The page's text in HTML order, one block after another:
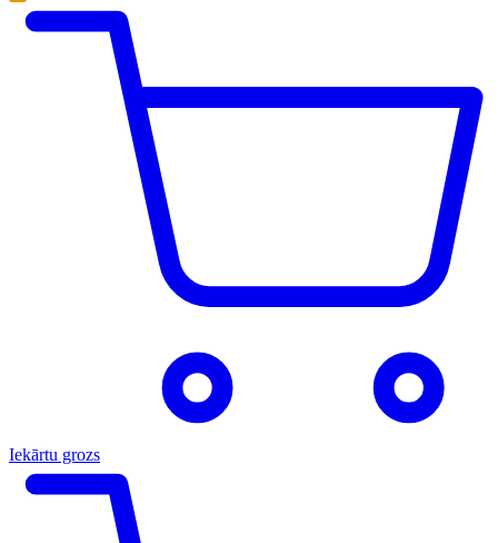
Iekārtu grozs